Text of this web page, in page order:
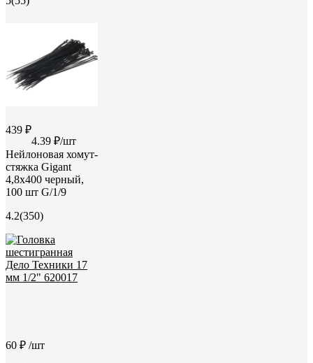
439 ₽
4.39 ₽/шт
Нейлоновая хомут-
стяжка Gigant
4,8х400 черный,
100 шт G/1/9
4.2(350)
60 ₽ /шт